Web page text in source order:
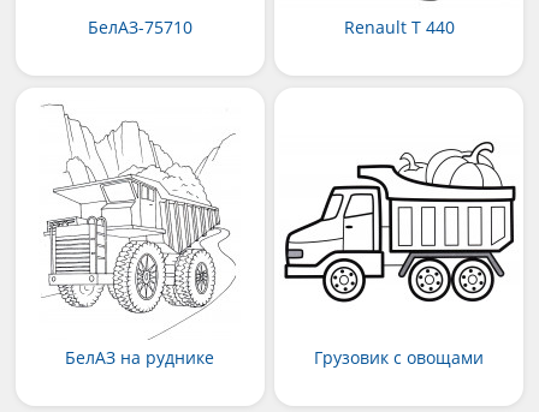
БелАЗ-75710 Renault T 440
БелАЗ на руднике Грузовик с овощами